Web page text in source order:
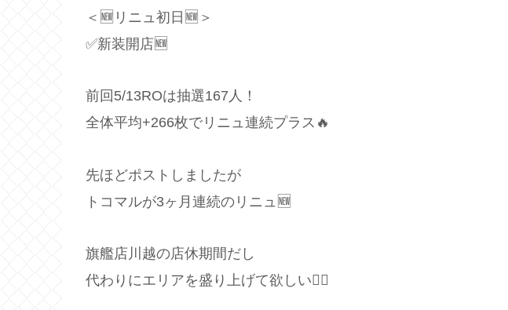
＜🆕リニュ初日🆕＞
✅新装開店🆕
前回5/13ROは抽選167人！
全体平均+266枚でリニュ連続プラス🔥
先ほどポストしましたが
トコマルが3ヶ月連続のリニュ🆕
旗艦店川越の店休期間だし
代わりにエリアを盛り上げて欲しい🙋‍♂️